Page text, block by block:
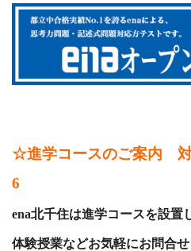
☆進学コースのご案内 対
6
ena北千住は進学コースを設置
体験授業などお気軽にお問合せ